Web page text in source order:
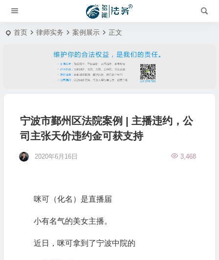
首页 律师实务 案例展示 正文
宁波市鄞州区法院案例 | 主播违约，公
司主张天价违约金可获支持
2020年6月16日 3,468
咪可（化名）是直播届
小有名气的美女主播。
近日，咪可拿到了宁波中院的